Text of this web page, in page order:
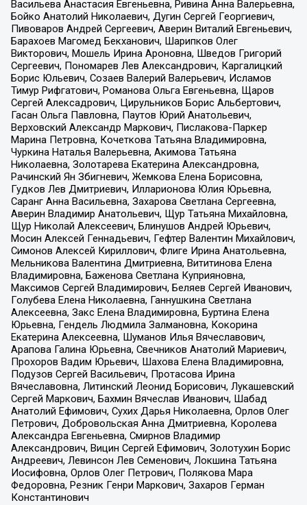
Васильева Анастасия Евгеньевна, Ривина Анна Валерьевна,
Бойко Анатолий Николаевич, Дугин Сергей Георгиевич,
Пивоваров Андрей Сергеевич, Аверин Виталий Евгеньевич,
Барахоев Магомед Бекханович, Шарипков Олег
Викторович, Мошель Ирина Ароновна, Шведов Григорий
Сергеевич, Пономарев Лев Александрович, Каргалицкий
Борис Юльевич, Созаев Валерий Валерьевич, Исламов
Тимур Рифгатович, Романова Ольга Евгеньевна, Щаров
Сергей Алексадрович, Цирульников Борис Альбертович,
Гасан Ольга Павловна, Паутов Юрий Анатольевич,
Верховский Александр Маркович, Пислакова-Паркер
Марина Петровна, Кочеткова Татьяна Владимировна,
Чуркина Наталья Валерьевна, Акимова Татьяна
Николаевна, Золотарева Екатерина Александровна,
Рачинский Ян Збигневич, Жемкова Елена Борисовна,
Гудков Лев Дмитриевич, Илларионова Юлия Юрьевна,
Саранг Анна Васильевна, Захарова Светлана Сергеевна,
Аверин Владимир Анатольевич, Щур Татьяна Михайловна,
Щур Николай Алексеевич, Блинушов Андрей Юрьевич,
Мосин Алексей Геннадьевич, Гефтер Валентин Михайлович,
Симонов Алексей Кириллович, Флиге Ирина Анатольевна,
Мельникова Валентина Дмитриевна, Вититинова Елена
Владимировна, Баженова Светлана Куприяновна,
Максимов Сергей Владимирович, Беляев Сергей Иванович,
Голубева Елена Николаевна, Ганнушкина Светлана
Алексеевна, Закс Елена Владимировна, Буртина Елена
Юрьевна, Гендель Людмила Залмановна, Кокорина
Екатерина Алексеевна, Шуманов Илья Вячеславович,
Арапова Галина Юрьевна, Свечников Анатолий Мариевич,
Прохоров Вадим Юрьевич, Шахова Елена Владимировна,
Подузов Сергей Васильевич, Протасова Ирина
Вячеславовна, Литинский Леонид Борисович, Лукашевский
Сергей Маркович, Бахмин Вячеслав Иванович, Шабад
Анатолий Ефимович, Сухих Дарья Николаевна, Орлов Олег
Петрович, Добровольская Анна Дмитриевна, Королева
Александра Евгеньевна, Смирнов Владимир
Александрович, Вицин Сергей Ефимович, Золотухин Борис
Андреевич, Левинсон Лев Семенович, Локшина Татьяна
Иосифовна, Орлов Олег Петрович, Полякова Мара
Федоровна, Резник Генри Маркович, Захаров Герман
Константинович